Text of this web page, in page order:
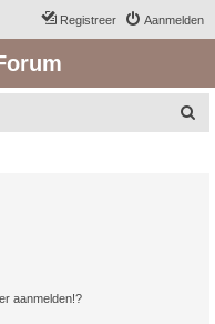
Aanmelden
Registreer
aanmelden!?